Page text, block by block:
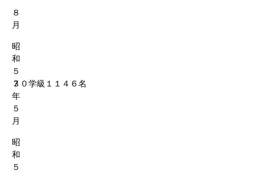
８
月
昭
和
５
７
年
５
月
３０学級１１４６名
昭
和
５